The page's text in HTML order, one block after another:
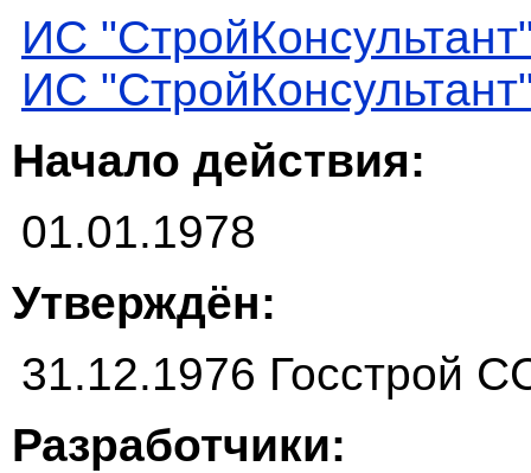
ИС
ИС
Начало действия:
01.01.1978
Утверждён:
31.12.1976 Госстрой
Разработчики: